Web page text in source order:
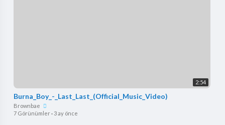
2:54
Burna_Boy_-_Last_Last_(Official_Music_Video)
Brownbae
7 Görünümler · 3 ay önce